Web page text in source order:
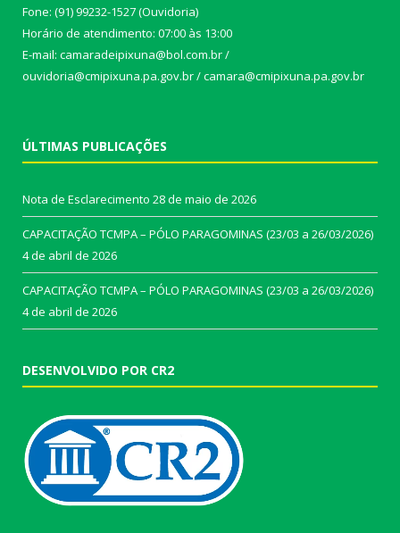
Fone: (91) 99232-1527 (Ouvidoria)
Horário de atendimento: 07:00 às 13:00
E-mail: camaradeipixuna@bol.com.br /
ouvidoria@cmipixuna.pa.gov.br / camara@cmipixuna.pa.gov.br
ÚLTIMAS PUBLICAÇÕES
Nota de Esclarecimento 28 de maio de 2026
CAPACITAÇÃO TCMPA – PÓLO PARAGOMINAS (23/03 a 26/03/2026)
4 de abril de 2026
CAPACITAÇÃO TCMPA – PÓLO PARAGOMINAS (23/03 a 26/03/2026)
4 de abril de 2026
DESENVOLVIDO POR CR2